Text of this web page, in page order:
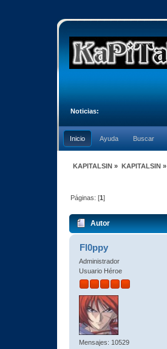
Noticias:
Inicio Ayuda Buscar
KAPITALSIN » KAPITALSIN»
Páginas: [1]
Autor
Fl0ppy
Administrador
Usuario Héroe
Mensajes: 10529